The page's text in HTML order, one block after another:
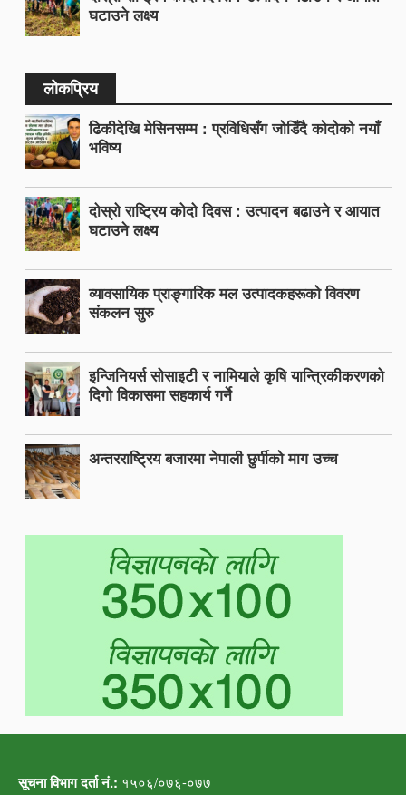
घटाउने लक्ष्य
लोकप्रिय
ढिकीदेखि मेसिनसम्म : प्रविधिसँग जोडिँदै कोदोको नयाँ
भविष्य
दोस्रो राष्ट्रिय कोदो दिवस : उत्पादन बढाउने र आयात
घटाउने लक्ष्य
व्यावसायिक प्राङ्गारिक मल उत्पादकहरूको विवरण
संकलन सुरु
इन्जिनियर्स सोसाइटी र नामियाले कृषि यान्त्रिकीकरणको
दिगो विकासमा सहकार्य गर्ने
अन्तरराष्ट्रिय बजारमा नेपाली छुर्पीको माग उच्च
सूचना विभाग दर्ता नं.: १५०६/०७६-०७७